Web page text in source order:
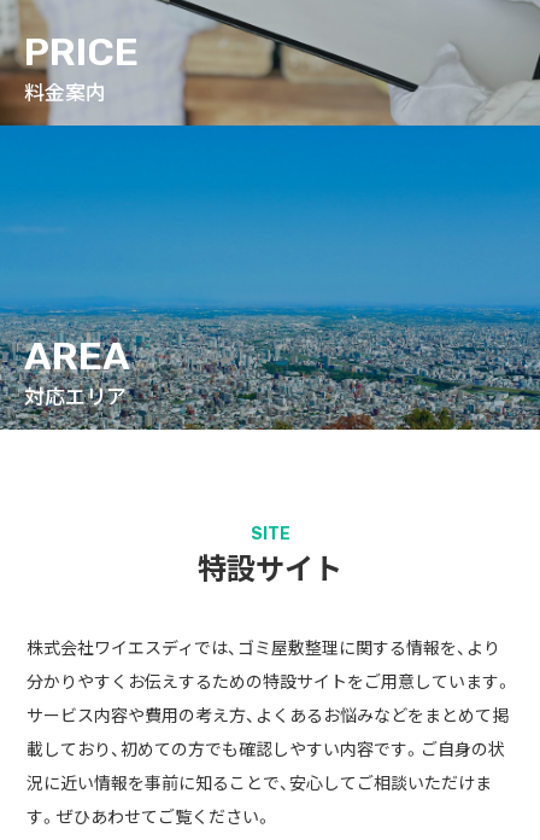
PRICE
料金案内
AREA
対応エリア
SITE
特設サイト
株式会社ワイエスディでは、ゴミ屋敷整理に関する情報を、より
分かりやすくお伝えするための特設サイトをご用意しています。
サービス内容や費用の考え方、よくあるお悩みなどをまとめて掲
載しており、初めての方でも確認しやすい内容です。ご自身の状
況に近い情報を事前に知ることで、安心してご相談いただけま
す。ぜひあわせてご覧ください。